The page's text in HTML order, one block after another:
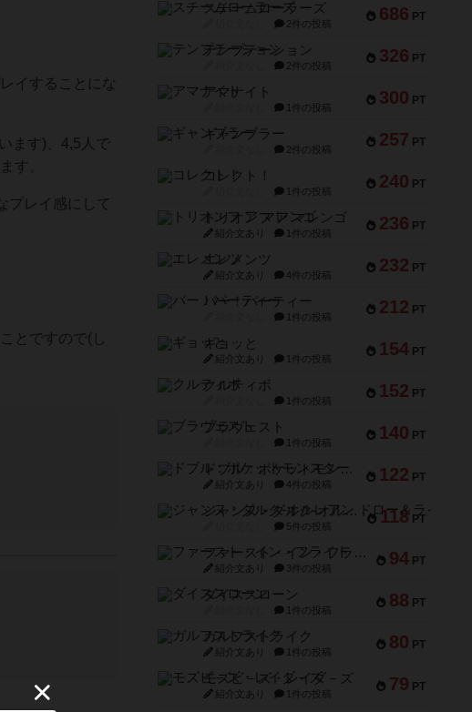
イすることにな
ます)、4,5人で
す。
プレイ感にして
とですので(し
686 PT
スチームローラーズ
2件の投稿
326 PT
テンプテーション
2件の投稿
300 PT
アマナイト
1件の投稿
257 PT
ギャンブラー
2件の投稿
240 PT
コレクト！
1件の投稿
236 PT
トリオンフ ア マレンゴ
紹介文あり 1件の投稿
232 PT
エレメンツ
紹介文あり 4件の投稿
212 PT
バー！パーティー
1件の投稿
154 PT
ギョッと
紹介文あり 1件の投稿
152 PT
クルティボ
1件の投稿
140 PT
ブラヴェスト
1件の投稿
122 PT
ドブル：ポケットモンスター
紹介文あり 4件の投稿
118 PT
ジャンヌ・ダルク-オルレアン ドロー＆ライト
5件の投稿
94 PT
ファースト・イン・フライト
紹介文あり 3件の投稿
88 PT
ダイススローン
1件の投稿
80 PT
ガルフストライク
紹介文あり 1件の投稿
79 PT
モズビ－ズ・レイダ－ズ
紹介文あり 1件の投稿